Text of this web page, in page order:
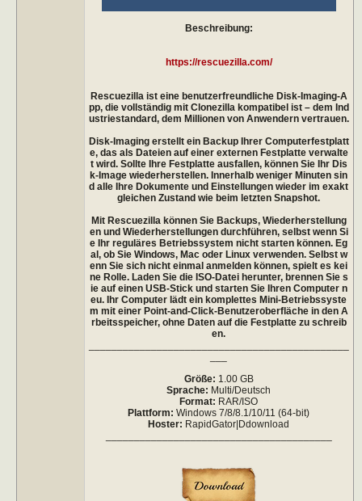
Beschreibung:
https://rescuezilla.com/
Rescuezilla ist eine benutzerfreundliche Disk-Imaging-A
pp, die vollständig mit Clonezilla kompatibel ist – dem Ind
ustriestandard, dem Millionen von Anwendern vertrauen.
Disk-Imaging erstellt ein Backup Ihrer Computerfestplatt
e, das als Dateien auf einer externen Festplatte verwalte
t wird. Sollte Ihre Festplatte ausfallen, können Sie Ihr Dis
k-Image wiederherstellen. Innerhalb weniger Minuten sin
d alle Ihre Dokumente und Einstellungen wieder im exakt
gleichen Zustand wie beim letzten Snapshot.
Mit Rescuezilla können Sie Backups, Wiederherstellung
en und Wiederherstellungen durchführen, selbst wenn Si
e Ihr reguläres Betriebssystem nicht starten können. Eg
al, ob Sie Windows, Mac oder Linux verwenden. Selbst w
enn Sie sich nicht einmal anmelden können, spielt es kei
ne Rolle. Laden Sie die ISO-Datei herunter, brennen Sie s
ie auf einen USB-Stick und starten Sie Ihren Computer n
eu. Ihr Computer lädt ein komplettes Mini-Betriebssyste
m mit einer Point-and-Click-Benutzeroberfläche in den A
rbeitsspeicher, ohne Daten auf die Festplatte zu schreib
en.
Größe: 1.00 GB
Sprache: Multi/Deutsch
Format: RAR/ISO
Plattform: Windows 7/8/8.1/10/11 (64-bit)
Hoster: RapidGator|Ddownload